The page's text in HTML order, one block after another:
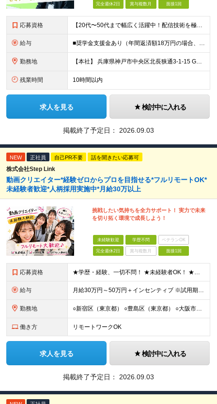
完全週休2日 賞与複数月 面接1回
応募資格 【20代〜50代まで幅広く活躍中！配信技術を極めたい方】 ★周囲と円滑なコミュニケーションを取り、前向きに改善提案ができる方を歓迎します！ ◆学歴不問 ◆企業・スタジオ等でのライブ配信（Zoom/Y
給与 ■奨学金支援金あり（年間返済額18万円の場合、全額補助） ■住宅手当（1～2.5万円）＋資格取得補助あり ＼想定年収400万〜600万円／ 月給27万〜40万円＋各種手当 ※スキル・経験・前職給与
勤務地 【本社】 兵庫県神戸市中央区北長狭通3-1-15 Gビル神戸三宮3F ※転勤はありません ※(変更の範囲)上記を除く当社関連勤務地
残業時間 10時間以内
求人を見る 検討中に入れる
掲載終了予定日： 2026.09.03
NEW 正社員 自己PR不要 話を聞きたい応募可
株式会社Step Link
動画クリエイター*経験ゼロからプロを目指せる*フルリモートOK*
未経験者歓迎*人柄採用実施中*月給30万以上
挑戦したい気持ちを全力サポート！ 実力で未来
を切り拓く環境で成長しよう！
未経験歓迎 学歴不問 ベテランOK
完全週休2日 賞与複数月 面接1回
応募資格 ★学歴・経験、一切不問！ ★未経験者OK！ ★第二新卒も歓迎！ ＜人柄採用を実施中！＞ 弊社では、学歴や経験などは気にせず あなたの持ち前の人柄のみを重視しています。 堅苦しい雰囲気ではありません
給与 ⽉給30万円～50万円＋インセンティブ ※試⽤期間は2ケ⽉（正社員）⽉給25万円～ ☆インセンティブ有 ☆交通費全額支給
勤務地 ○新宿区（東京都） ○豊島区（東京都） ○大阪市（大阪府） ○福岡市（福岡県） ※あなたの経験やスキルに応じて面談時にて ご相談させていただきます。 ※研修先は、クライアント先での研修となります。
働き方 リモートワークOK
求人を見る 検討中に入れる
掲載終了予定日： 2026.09.03